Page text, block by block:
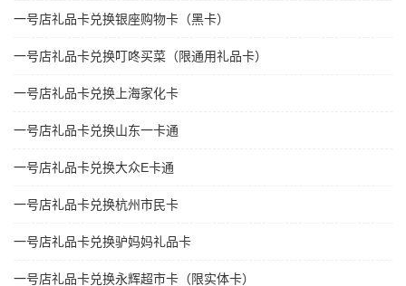
一号店礼品卡兑换银座购物卡（黑卡）
一号店礼品卡兑换叮咚买菜（限通用礼品卡）
一号店礼品卡兑换上海家化卡
一号店礼品卡兑换山东一卡通
一号店礼品卡兑换大众E卡通
一号店礼品卡兑换杭州市民卡
一号店礼品卡兑换驴妈妈礼品卡
一号店礼品卡兑换永辉超市卡（限实体卡）